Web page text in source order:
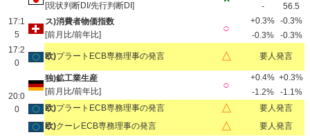
[現状判断DI/先行判断DI]
-
56.5
17:1
5
ス)消費者物価指数
[前月比/前年比]
○
+0.3% -0.3%
-0.3%
-0.3%
17:2
0
欧)プラートECB専務理事の発言 △ 要人発言
20:0
0
独)鉱工業生産
[前月比/前年比]
○
+0.4% +0.3%
-1.2%
-1.1%
欧)プラートECB専務理事の発言 △
要人発言
欧)クーレECB専務理事の発言 △
要人発言